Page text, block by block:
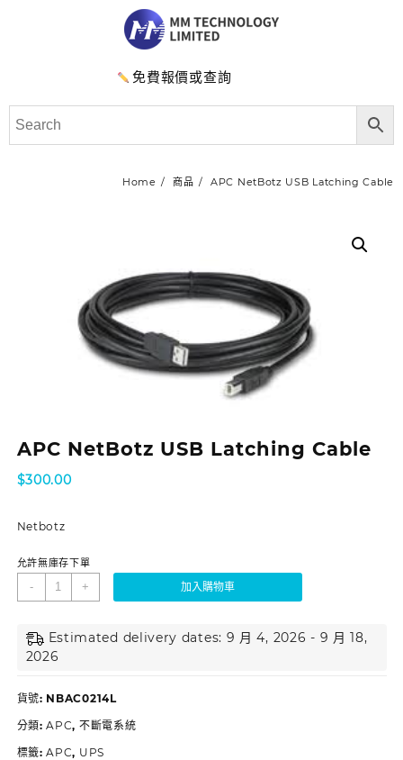
免費報價或查詢
Home 商品 APC NetBotz USB Latching Cable
APC NetBotz USB Latching Cable
$300.00
Netbotz
允許無庫存下單
- + 加入購物車
Estimated delivery dates: 9 月 4, 2026 - 9 月 18,
2026
貨號: NBAC0214L
分類:APC, 不斷電系統
標籤:APC, UPS